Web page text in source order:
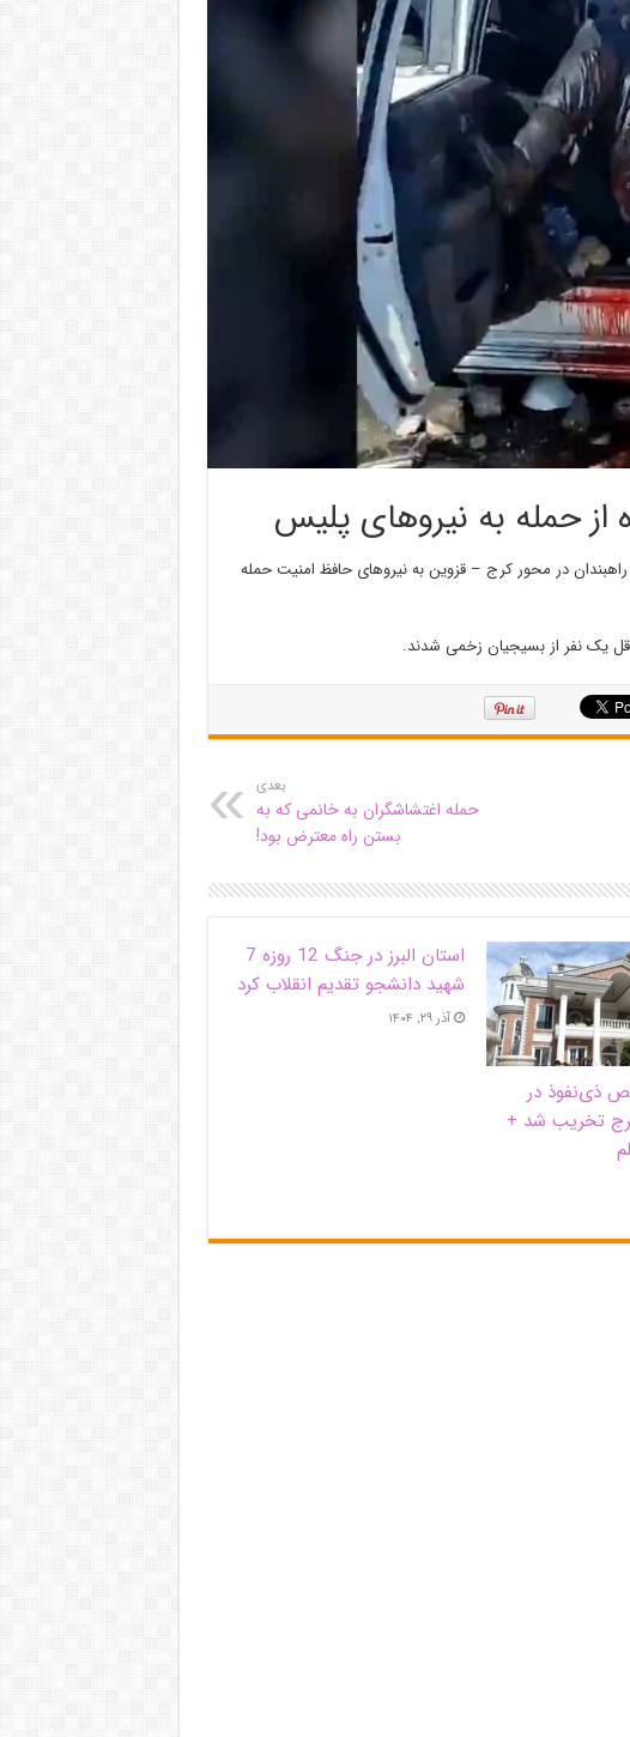
حمله به نیروهای پلیس
راهبندان در محور کرج – قزوین به نیروهای حافظ امنیت حمله
یک نفر از بسیجیان زخمی شدند.
بعدی
حمله اغتشاشگران به خانمی که به
بستن راه معترض بود!
ذی‌نفوذ در
تخریب شد +
استان البرز در جنگ 12 روزه 7
شهید دانشجو تقدیم انقلاب کرد
آذر ۲۹, ۱۴۰۴